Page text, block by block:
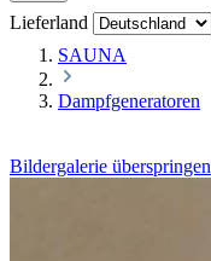
Lieferland
SAUNA
Dampfgeneratoren
Bildergalerie überspringen